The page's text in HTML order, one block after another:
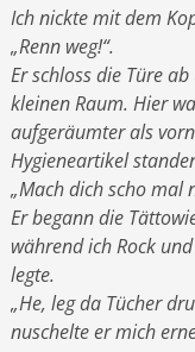
Ich nickte mit dem
„Renn weg!“.
Er schloss die Türe
kleinen Raum. Hier
aufgeräumter als
Hygieneartikel
„Mach dich scho mal
Er begann die
während ich Rock
legte.
„He, leg da Tücher
nuschelte er mich